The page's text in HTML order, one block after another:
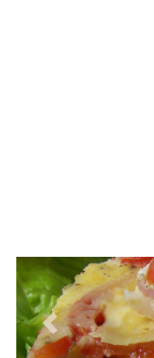
Previous